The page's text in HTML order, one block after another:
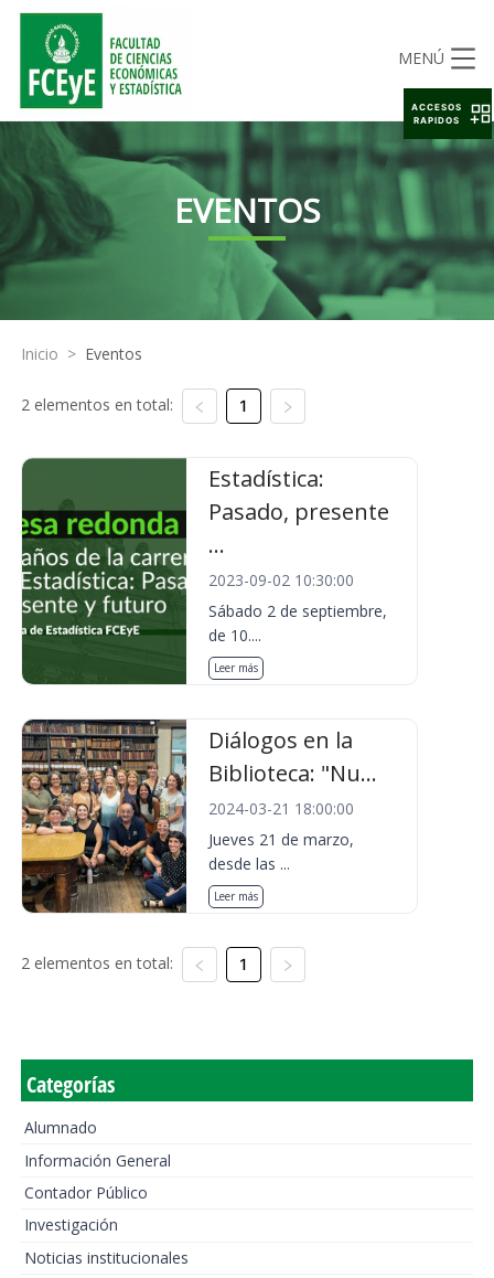
MENÚ
EVENTOS
Inicio > Eventos
2 elementos en total: 1
Estadística:
Pasado, presente
...
2023-09-02 10:30:00
Sábado 2 de septiembre,
de 10....
Leer más
Diálogos en la
Biblioteca: "Nu...
2024-03-21 18:00:00
Jueves 21 de marzo,
desde las ...
Leer más
2 elementos en total: 1
Categorías
Alumnado
Información General
Contador Público
Investigación
Noticias institucionales
ACCESOS
RAPIDOS